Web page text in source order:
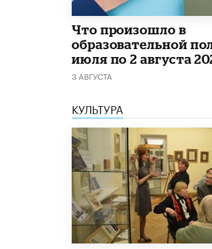
​Что произошло в
образовательной
июля по 2 августа
3 АВГУСТА
КУЛЬТУРА